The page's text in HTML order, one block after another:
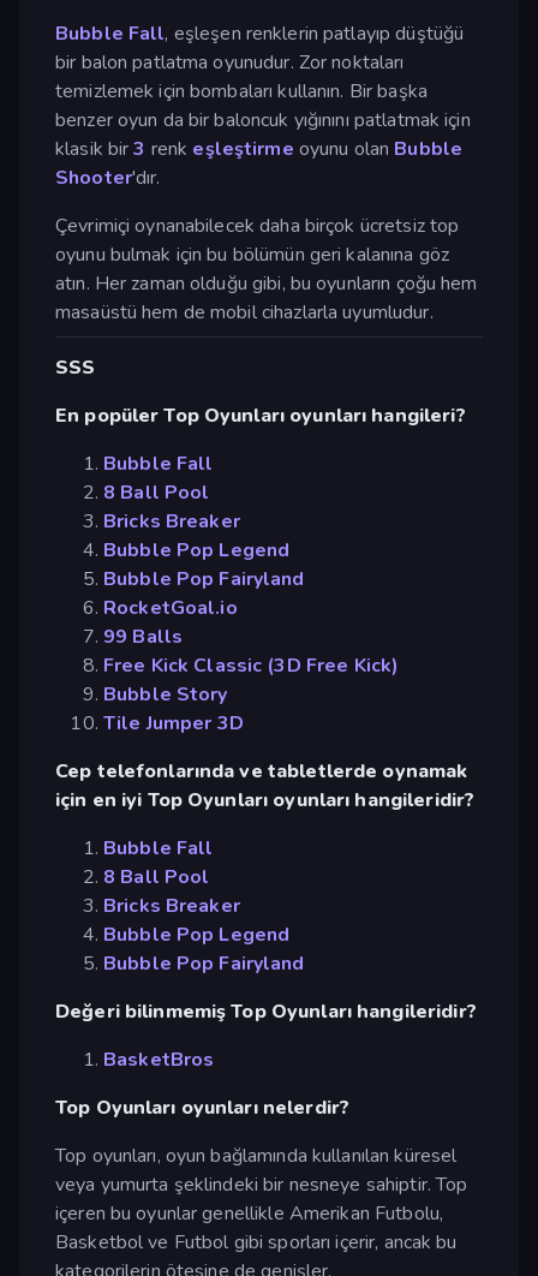
Bubble Fall, eşleşen renklerin patlayıp düştüğü
bir balon patlatma oyunudur. Zor noktaları
temizlemek için bombaları kullanın. Bir başka
benzer oyun da bir baloncuk yığınını patlatmak için
klasik bir3 renk eşleştirme oyunu olan Bubble
Shooter'dır.
Çevrimiçi oynanabilecek daha birçok ücretsiz top
oyunu bulmak için bu bölümün geri kalanına göz
atın. Her zaman olduğu gibi, bu oyunların çoğu hem
masaüstü hem de mobil cihazlarla uyumludur.
SSS
En popüler Top Oyunları oyunları hangileri?
Bubble Fall
8 Ball Pool
Bricks Breaker
Bubble Pop Legend
Bubble Pop Fairyland
RocketGoal.io
99 Balls
Free Kick Classic (3D Free Kick)
Bubble Story
Tile Jumper 3D
Cep telefonlarında ve tabletlerde oynamak
için en iyi Top Oyunları oyunları hangileridir?
Bubble Fall
8 Ball Pool
Bricks Breaker
Bubble Pop Legend
Bubble Pop Fairyland
Değeri bilinmemiş Top Oyunları hangileridir?
BasketBros
Top Oyunları oyunları nelerdir?
Top oyunları, oyun bağlamında kullanılan küresel
veya yumurta şeklindeki bir nesneye sahiptir. Top
içeren bu oyunlar genellikle Amerikan Futbolu,
Basketbol ve Futbol gibi sporları içerir, ancak bu